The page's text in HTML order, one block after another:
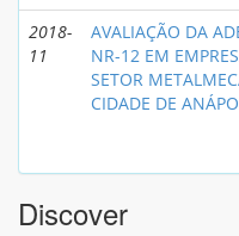
2018-
11
AVALIAÇÃO DA
NR-12 EM
SETOR
CIDADE DE
Discover